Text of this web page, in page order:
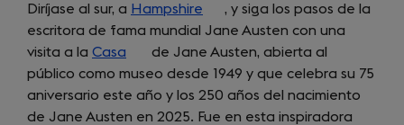
Diríjase al sur, a Hampshire (opens
in
a
new
tab)
, y siga los pasos de la
escritora de fama mundial Jane Austen con una
visita a la Casa (opens
in
a
new
de Jane Austen, abierta al
público como museo desde 1949 y que celebra su 75
aniversario este año y los 250 años del nacimiento
de Jane Austen en 2025. Fue en esta inspiradora